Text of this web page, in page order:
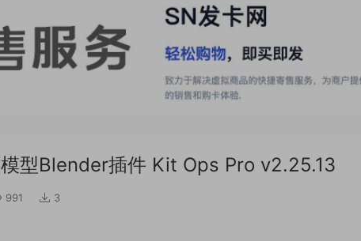
型Blender插件 Kit Ops Pro v2.25.13
991 3